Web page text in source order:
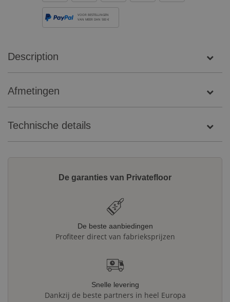
VOOR BESTELLINGEN
VAN MEER DAN 500 €
Description
Afmetingen
Technische details
De garanties van Privatefloor
De beste aanbiedingen
Profiteer direct van fabrieksprijzen
Snelle levering
Dankzij de beste partners in heel Europa